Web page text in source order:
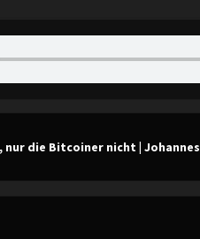
nur die Bitcoiner nicht | Johannes